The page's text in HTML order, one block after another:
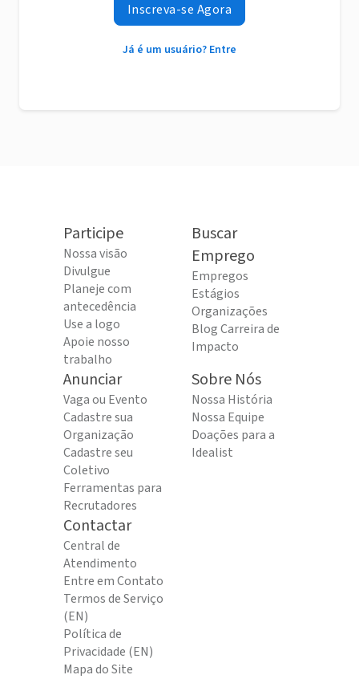
Inscreva-se Agora
Já é um usuário? Entre
Participe
Nossa visão
Divulgue
Planeje com
antecedência
Use a logo
Apoie nosso
trabalho
Buscar
Emprego
Empregos
Estágios
Organizações
Blog Carreira de
Impacto
Anunciar
Vaga ou Evento
Cadastre sua
Organização
Cadastre seu
Coletivo
Ferramentas para
Recrutadores
Sobre Nós
Nossa História
Nossa Equipe
Doações para a
Idealist
Contactar
Central de
Atendimento
Entre em Contato
Termos de Serviço
(EN)
Política de
Privacidade (EN)
Mapa do Site